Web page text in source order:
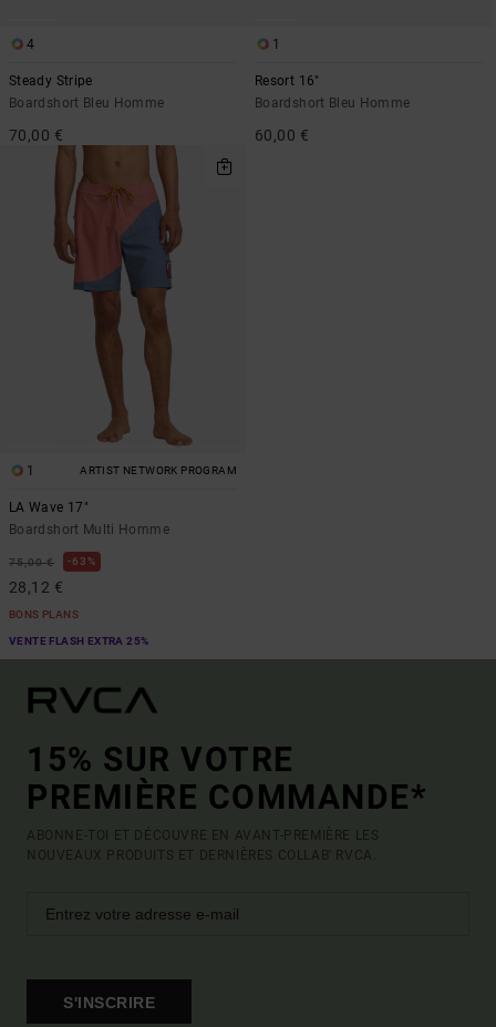
4
Steady Stripe
Boardshort Bleu Homme
70,00 €
1
Resort 16"
Boardshort Bleu Homme
60,00 €
1 ARTIST NETWORK PROGRAM
LA Wave 17"
Boardshort Multi Homme
75,00 € 63%
28,12 €
BONS PLANS
VENTE FLASH EXTRA 25%
15% SUR VOTRE
PREMIÈRE COMMANDE*
ABONNE-TOI ET DÉCOUVRE EN AVANT-PREMIÈRE LES
NOUVEAUX PRODUITS ET DERNIÈRES COLLAB' RVCA.
S'INSCRIRE